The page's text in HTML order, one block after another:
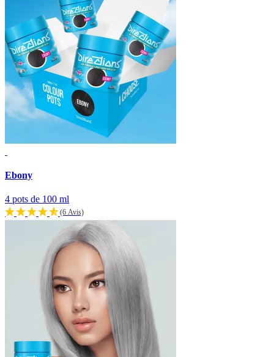
Ebony
4 pots de 100 ml
(6 Avis)